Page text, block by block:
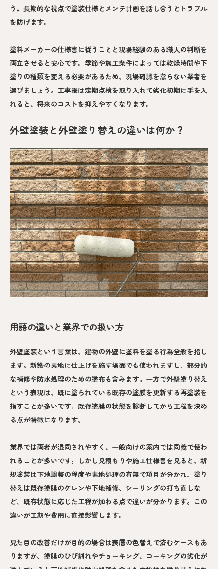
う。長期的な視点で塗装仕様とメンテ計画を話し合うとトラブル
を防げます。
塗料メーカーの仕様書に従うことと現場経験のある職人の判断を
両立させると安心です。季節や施工条件によっては乾燥時間や下
塗りの種類を変える必要があるため、現場確認を怠らない業者を
選びましょう。工事後は定期点検を取り入れて劣化初期に手を入
れると、将来のコストを抑えやすくなります。
外壁塗装と外壁塗り替えの違いは何か？
用語の違いと業界での扱い方
外壁塗装という言葉は、建物の外壁に塗料を塗る行為全般を指し
ます。新築の素地に仕上げを施す場面でも使われますし、部分的
な補修や防水処理のための塗布も含みます。一方で外壁塗り替え
という表現は、既に塗られている既存の塗膜を更新する再塗装を
指すことが多いです。既存塗膜の状態を診断してから工程を決め
る点が特徴になります。
業界では両者が混同されやすく、一般向けの案内では同義で使わ
れることが多いです。しかし見積もりや施工仕様書を見ると、新
規塗装は下地調整の程度や素地処理の有無で項目が分かれ、塗り
替えは既存塗膜のケレンや下地補修、シーリングの打ち直しな
ど、既存状態に応じた工程が加わる点で違いが分かります。この
違いが工期や費用に直接影響します。
見た目の改善だけが目的の場合は表層の色替えで済むケースもあ
りますが、塗膜のひび割れやチョーキング、コーキングの劣化が